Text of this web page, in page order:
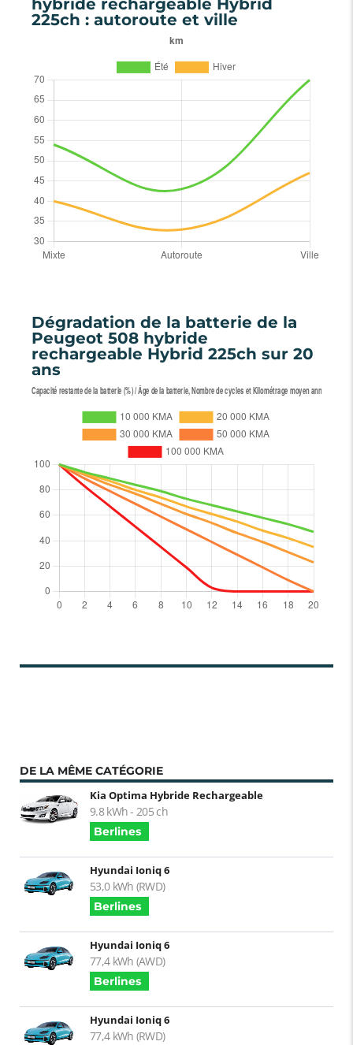
hybride rechargeable Hybrid
225ch : autoroute et ville
Dégradation de la batterie de la
Peugeot 508 hybride
rechargeable Hybrid 225ch sur 20
ans
DE LA MÊME CATÉGORIE
Kia Optima Hybride Rechargeable
9.8 kWh - 205 ch
Berlines
Hyundai Ioniq 6
53,0 kWh (RWD)
Berlines
Hyundai Ioniq 6
77,4 kWh (AWD)
Berlines
Hyundai Ioniq 6
77,4 kWh (RWD)